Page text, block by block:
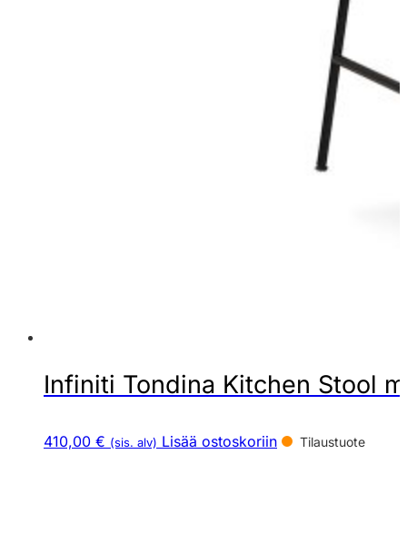
Infiniti Tondina Kitchen Stool
410,00 € (sis. alv) Lisää ostoskoriin Tilaustuote